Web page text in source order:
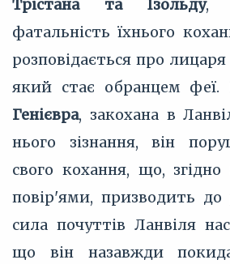
Трістана та Ізольду,
фатальність їхнього
розповідається про
який стає обранцем феї.
Генієвра, закохана в
нього зізнання, він
свого кохання, що,
повір'ями, призводить до
сила почуттів Ланвіля
що він назавжди